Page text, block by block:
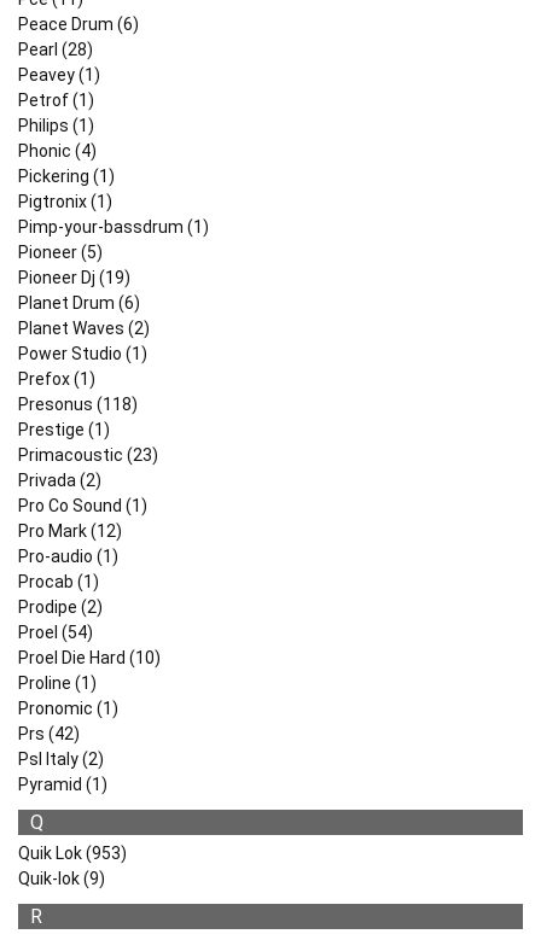
Peace Drum (6)
Pearl (28)
Peavey (1)
Petrof (1)
Philips (1)
Phonic (4)
Pickering (1)
Pigtronix (1)
Pimp-your-bassdrum (1)
Pioneer (5)
Pioneer Dj (19)
Planet Drum (6)
Planet Waves (2)
Power Studio (1)
Prefox (1)
Presonus (118)
Prestige (1)
Primacoustic (23)
Privada (2)
Pro Co Sound (1)
Pro Mark (12)
Pro-audio (1)
Procab (1)
Prodipe (2)
Proel (54)
Proel Die Hard (10)
Proline (1)
Pronomic (1)
Prs (42)
Psl Italy (2)
Pyramid (1)
Q
Quik Lok (953)
Quik-lok (9)
R